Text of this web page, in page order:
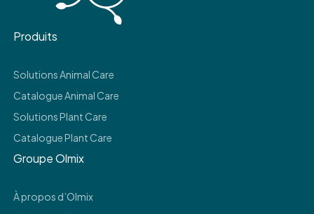
Produits
Solutions Animal Care
Catalogue Animal Care
Solutions Plant Care
Catalogue Plant Care
Groupe Olmix
À propos d’Olmix